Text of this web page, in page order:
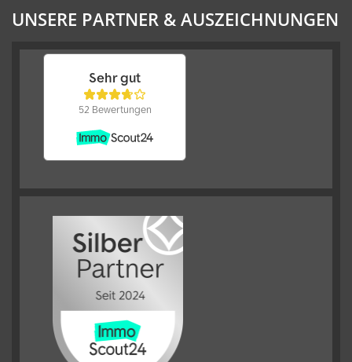
UNSERE PARTNER & AUSZEICHNUNGEN